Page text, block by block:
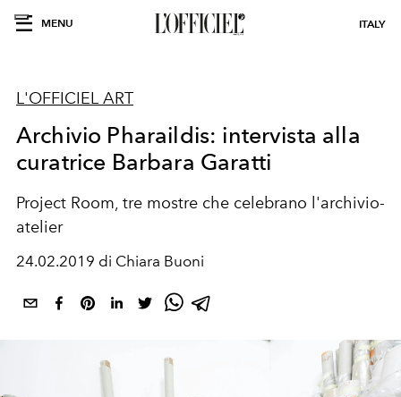
MENU ITALY
L'OFFICIEL ART
Archivio Pharaildis: intervista alla
curatrice Barbara Garatti
Project Room, tre mostre che celebrano l'archivio-
atelier
24.02.2019 di Chiara Buoni